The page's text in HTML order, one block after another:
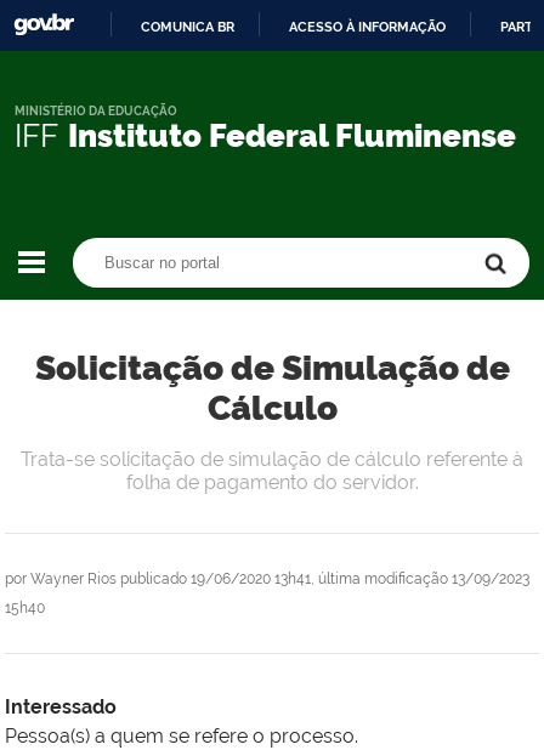
CONTEÚDO
COMUNICA BR ACESSO À INFORMAÇÃO
IFF Instituto Federal Fluminense
MINISTÉRIO DA EDUCAÇÃO
Solicitação de Simulação de
Cálculo
por Wayner Rios publicado 19/06/2020 13h41, última modificação 13/09/2023
15h40
Trata-se solicitação de simulação de cálculo referente à
folha de pagamento do servidor.
Interessado
Pessoa(s) a quem se refere o processo.